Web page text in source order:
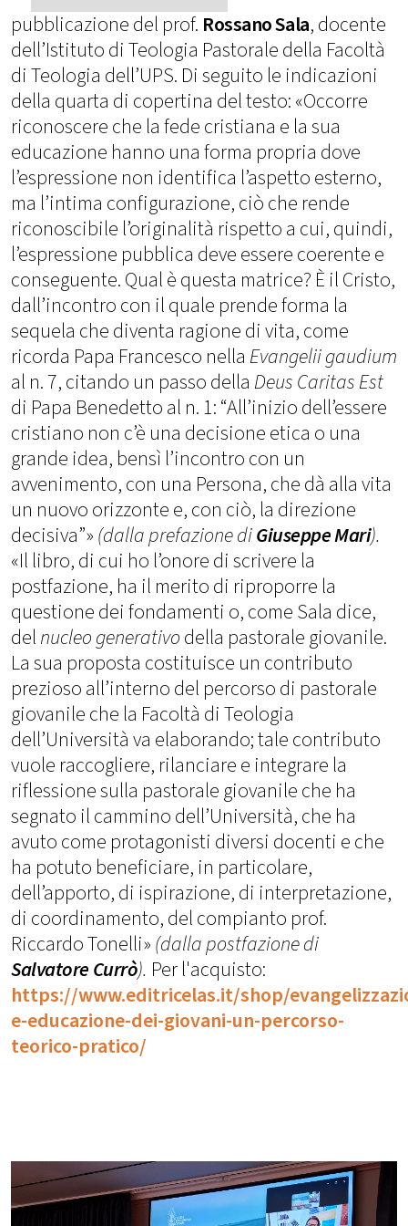
pubblicazione del prof. Rossano Sala, docente
dell’Istituto di Teologia Pastorale della Facoltà
di Teologia dell’UPS. Di seguito le indicazioni
della quarta di copertina del testo: «Occorre
riconoscere che la fede cristiana e la sua
educazione hanno una forma propria dove
l’espressione non identifica l’aspetto esterno,
ma l’intima configurazione, ciò che rende
riconoscibile l’originalità rispetto a cui, quindi,
l’espressione pubblica deve essere coerente e
conseguente. Qual è questa matrice? È il Cristo,
dall’incontro con il quale prende forma la
sequela che diventa ragione di vita, come
ricorda Papa Francesco nella Evangelii gaudium
al n. 7, citando un passo della Deus Caritas Est
di Papa Benedetto al n. 1: “All’inizio dell’essere
cristiano non c’è una decisione etica o una
grande idea, bensì l’incontro con un
avvenimento, con una Persona, che dà alla vita
un nuovo orizzonte e, con ciò, la direzione
decisiva”»(dalla prefazione diGiuseppe Mari).
«Il libro, di cui ho l’onore di scrivere la
postfazione, ha il merito di riproporre la
questione dei fondamenti o, come Sala dice,
delnucleo generativodella pastorale giovanile.
La sua proposta costituisce un contributo
prezioso all’interno del percorso di pastorale
giovanile che la Facoltà di Teologia
dell’Università va elaborando; tale contributo
vuole raccogliere, rilanciare e integrare la
riflessione sulla pastorale giovanile che ha
segnato il cammino dell’Università, che ha
avuto come protagonisti diversi docenti e che
ha potuto beneficiare, in particolare,
dell’apporto, di ispirazione, di interpretazione,
di coordinamento, del compianto prof.
Riccardo Tonelli»(dalla postfazione di
Salvatore Currò). Per l'acquisto:
https://www.editricelas.it/shop/
e-educazione-dei-giovani-un-percorso-
teorico-pratico/